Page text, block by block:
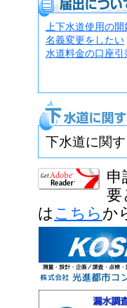
上下水道使用の
名義変更をしたい
水道料金の口座引
下水道に関する情報
下水道に関す
申
要
は こちら か